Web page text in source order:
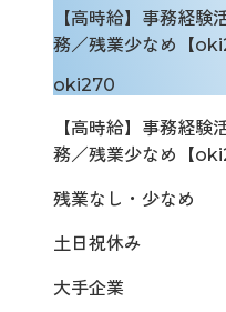
【高時給】事務経
務／残業少なめ【
oki270
【高時給】事務経
務／残業少なめ【
残業なし・少なめ
土日祝休み
大手企業